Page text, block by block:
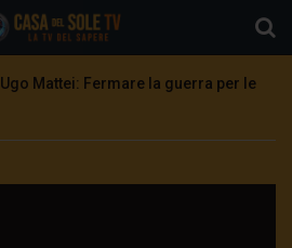
Ugo Mattei: Fermare la guerra per le